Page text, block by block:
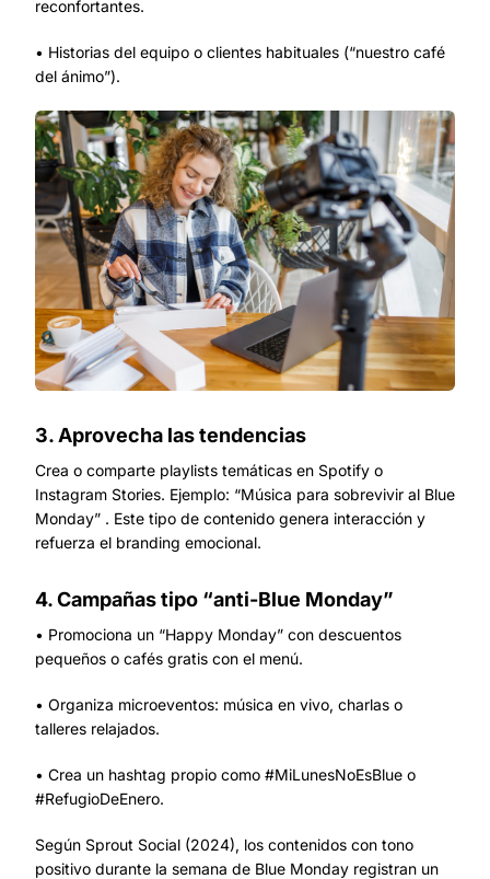
reconfortantes.
• Historias del equipo o clientes habituales (“nuestro café
del ánimo”).
3. Aprovecha las tendencias
Crea o comparte playlists temáticas en Spotify o
Instagram Stories. Ejemplo: “Música para sobrevivir al Blue
Monday” . Este tipo de contenido genera interacción y
refuerza el branding emocional.
4. Campañas tipo “anti-Blue Monday”
• Promociona un “Happy Monday” con descuentos
pequeños o cafés gratis con el menú.
• Organiza microeventos: música en vivo, charlas o
talleres relajados.
• Crea un hashtag propio como #MiLunesNoEsBlue o
#RefugioDeEnero.
Según Sprout Social (2024), los contenidos con tono
positivo durante la semana de Blue Monday registran un